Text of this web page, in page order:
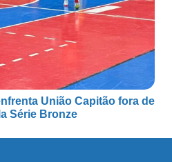
União Capitão fora de
Série Bronze